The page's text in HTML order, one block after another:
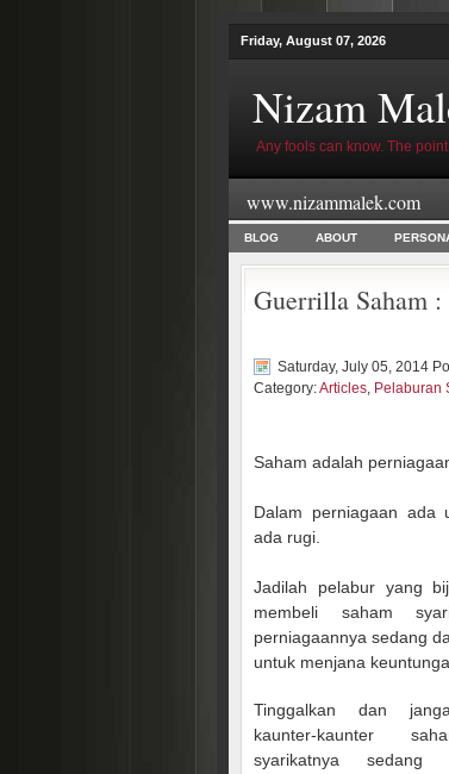
Friday, August 07, 2026
Nizam
Any fools can know. The
www.nizammalek.com
BLOG ABOUT
Guerrilla Saham :
Saturday, July 05, 2014
Category:Articles, Pelaburan
Saham adalah
Dalam perniagaan ada
ada rugi.
Jadilah pelabur yang
membeli saham sy
perniagaannya sedang
untuk menjana
Tinggalkan dan
kaunter-kaunter
syarikatnya